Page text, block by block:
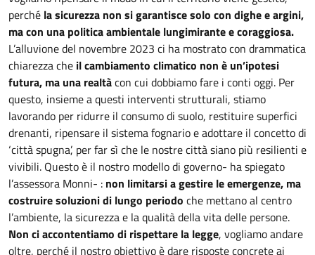
perché la sicurezza non si garantisce solo con dighe e argini,
ma con una politica ambientale lungimirante e coraggiosa.
L’alluvione del novembre 2023 ci ha mostrato con drammatica
chiarezza che il cambiamento climatico non è un’ipotesi
futura, ma una realtàcon cui dobbiamo fare i conti oggi. Per
questo, insieme a questi interventi strutturali, stiamo
lavorando per ridurre il consumo di suolo, restituire superfici
drenanti, ripensare il sistema fognario e adottare il concetto di
‘città spugna’, per far sì che le nostre città siano più resilienti e
vivibili. Questo è il nostro modello di governo- ha spiegato
l’assessora Monni- : non limitarsi a gestire le emergenze, ma
costruire soluzioni di lungo periodo che mettano al centro
l’ambiente, la sicurezza e la qualità della vita delle persone.
Non ci accontentiamo di rispettare la legge, vogliamo andare
oltre, perché il nostro obiettivo è dare risposte concrete ai